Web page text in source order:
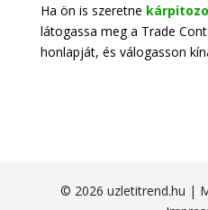
Ha ön is szeretne
látogassa meg a Trade
honlapját, és válogasson
© 2026 uzletitrend.hu |